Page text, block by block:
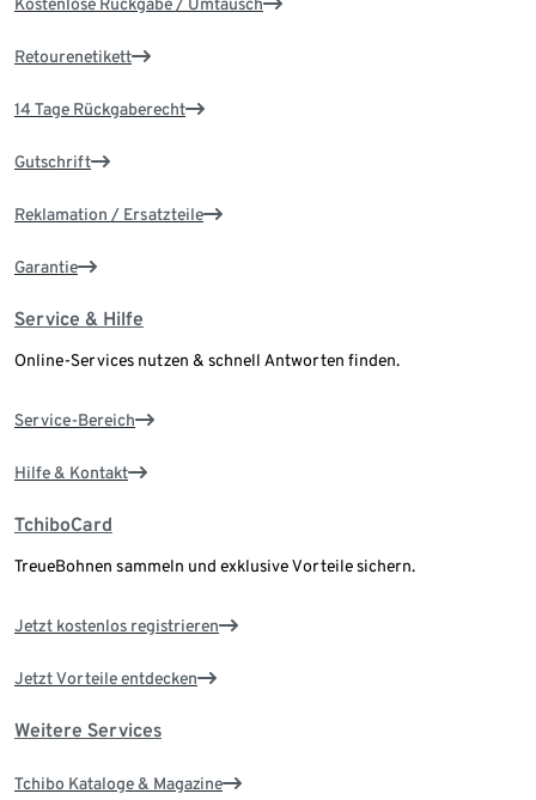
Retourenetikett
14 Tage Rückgaberecht
Gutschrift
Reklamation / Ersatzteile
Garantie
Service & Hilfe
Online-Services nutzen & schnell Antworten finden.
Service-Bereich
Hilfe & Kontakt
TchiboCard
TreueBohnen sammeln und exklusive Vorteile sichern.
Jetzt kostenlos registrieren
Jetzt Vorteile entdecken
Weitere Services
Tchibo Kataloge & Magazine